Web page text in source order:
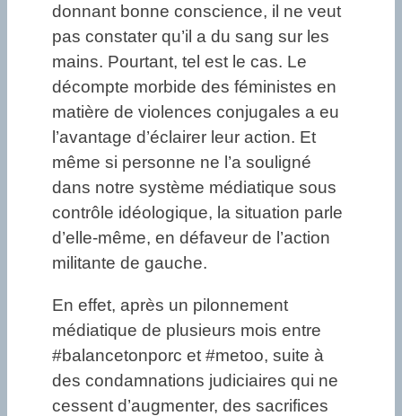
donnant bonne conscience, il ne veut
pas constater qu’il a du sang sur les
mains. Pourtant, tel est le cas. Le
décompte morbide des féministes en
matière de violences conjugales a eu
l’avantage d’éclairer leur action. Et
même si personne ne l’a souligné
dans notre système médiatique sous
contrôle idéologique, la situation parle
d’elle-même, en défaveur de l’action
militante de gauche.
En effet, après un pilonnement
médiatique de plusieurs mois entre
#balancetonporc et #metoo, suite à
des condamnations judiciaires qui ne
cessent d’augmenter, des sacrifices